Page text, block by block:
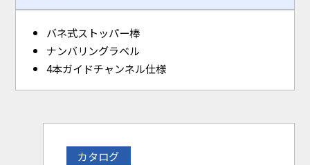
バネ式ストッパー棒
ナンバリングラベル
4本ガイドチャンネル仕様
カタログ